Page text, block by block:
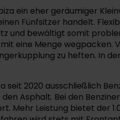
ein eher geräumiger
Fünfsitzer handelt.
und bewältigt somit
eine Menge
zu heften.
seit 2020 ausschließlich
den Asphalt. Bei den
Mehr Leistung bietet der